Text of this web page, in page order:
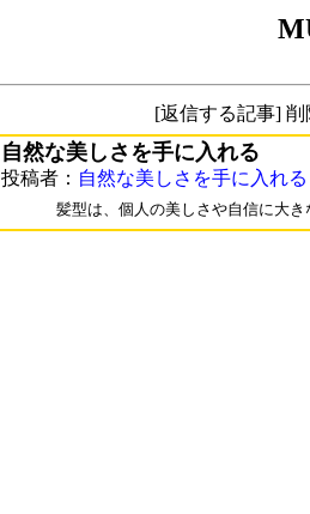
[返信する記事]
自然な美しさを手に入れる
投稿者： 自然な美しさを手に入れる
髪型は、個人の美しさや自信に大